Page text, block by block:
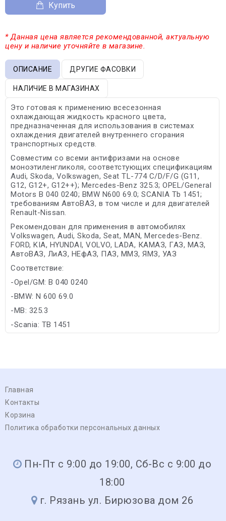
Купить
* Данная цена является рекомендованной, актуальную
цену и наличие уточняйте в магазине.
ОПИСАНИЕ ДРУГИЕ ФАСОВКИ
НАЛИЧИЕ В МАГАЗИНАХ
Это готовая к применению всесезонная
охлаждающая жидкость красного цвета,
предназначенная для использования в системах
охлаждения двигателей внутреннего сгорания
транспортных средств.
Совместим со всеми антифризами на основе
моноэтиленгликоля, соответстующих спецификациям
Audi, Skoda, Volkswagen, Seat TL-774 C/D/F/G (G11,
G12, G12+, G12++); Mercedes-Benz 325.3; OPEL/General
Motors B 040 0240; BMW N600 69.0; SCANIA Tb 1451;
требованиям АвтоВАЗ, в том числе и для двигателей
Renault-Nissan.
Рекомендован для применения в автомобилях
Volkswagen, Audi, Skoda, Seat, MAN, Mercedes-Benz.
FORD, KIA, HYUNDAI, VOLVO, LADA, КАМАЗ, ГАЗ, МАЗ,
АвтоВАЗ, ЛиАЗ, НЕфАЗ, ПАЗ, ММЗ, ЯМЗ, УАЗ
Соответствие:
-Opel/GM: B 040 0240
-BMW: N 600 69.0
-MB: 325.3
-Scania: TB 1451
Главная
Контакты
Корзина
Политика обработки персональных данных
Пн-Пт с 9:00 до 19:00, Сб-Вс с 9:00 до
18:00
г. Рязань ул. Бирюзова дом 26